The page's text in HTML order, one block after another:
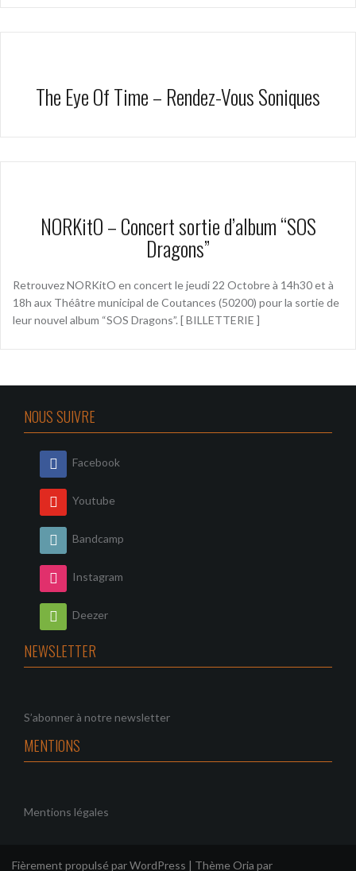
The Eye Of Time – Rendez-Vous Soniques
NORKitO – Concert sortie d’album “SOS
Dragons”
Retrouvez NORKitO en concert le jeudi 22 Octobre à 14h30 et à
18h aux Théâtre municipal de Coutances (50200) pour la sortie de
leur nouvel album “SOS Dragons”. [ BILLETTERIE ]
NOUS SUIVRE
Facebook
Youtube
Bandcamp
Instagram
Deezer
NEWSLETTER
S’abonner à notre newsletter
MENTIONS
Mentions légales
Fièrement propulsé par WordPress | Thème Oria par